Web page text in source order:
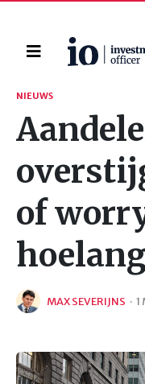
Home
Zoeken
NIEUWS
of
MAX SEVERIJNS · 1